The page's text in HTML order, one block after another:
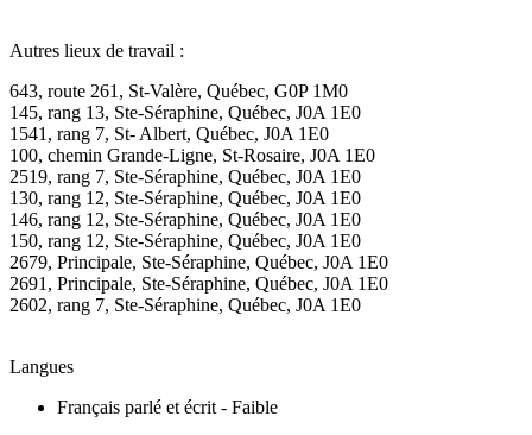
Autres lieux de travail :
643, route 261, St-Valère, Québec, G0P 1M0
145, rang 13, Ste-Séraphine, Québec, J0A 1E0
1541, rang 7, St- Albert, Québec, J0A 1E0
100, chemin Grande-Ligne, St-Rosaire, J0A 1E0
2519, rang 7, Ste-Séraphine, Québec, J0A 1E0
130, rang 12, Ste-Séraphine, Québec, J0A 1E0
146, rang 12, Ste-Séraphine, Québec, J0A 1E0
150, rang 12, Ste-Séraphine, Québec, J0A 1E0
2679, Principale, Ste-Séraphine, Québec, J0A 1E0
2691, Principale, Ste-Séraphine, Québec, J0A 1E0
2602, rang 7, Ste-Séraphine, Québec, J0A 1E0
Langues
Français parlé et écrit - Faible